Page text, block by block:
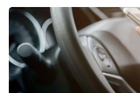
Virály
Sex a vztahy
Videa